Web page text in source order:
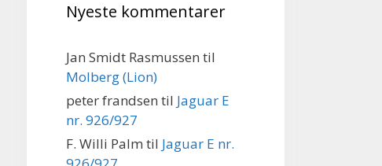
Nyeste kommentarer
Jan Smidt Rasmussen til
Molberg (Lion)
peter frandsen til Jaguar E
nr. 926/927
F. Willi Palm til Jaguar E nr.